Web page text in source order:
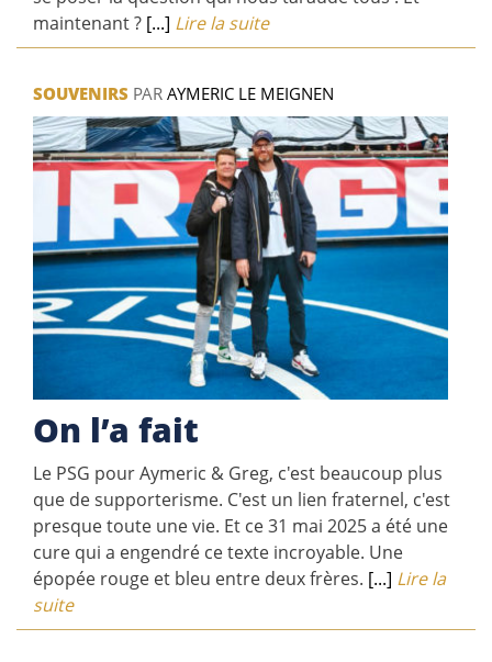
maintenant ? [...] Lire la suite
SOUVENIRS PAR AYMERIC LE MEIGNEN
On l’a fait
Le PSG pour Aymeric & Greg, c'est beaucoup plus
que de supporterisme. C'est un lien fraternel, c'est
presque toute une vie. Et ce 31 mai 2025 a été une
cure qui a engendré ce texte incroyable. Une
épopée rouge et bleu entre deux frères. [...] Lire la
suite